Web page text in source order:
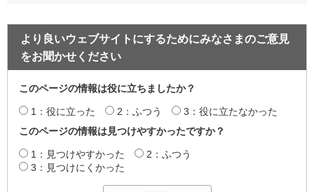
より良いウェブサイトにするためにみなさまのご意見
をお聞かせください
このページの情報は役に立ちましたか？
1：役に立った 2：ふつう
3：役に立たなかった
このページの情報は見つけやすかったですか？
1：見つけやすかった
2：ふつう
3：見つけにくかった